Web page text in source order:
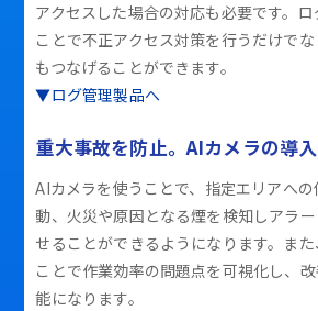
アクセスした場合の対応も必要です。
ことで不正アクセス対策を行うだけで
もつなげることができます。
▼ログ管理製品へ
重大事故を防止。AIカメラの導入
AIカメラを使うことで、指定エリアへ
動、火災や原因となる煙を検知しアラ
せることができるようになります。ま
ことで作業効率の問題点を可視化し、
能になります。